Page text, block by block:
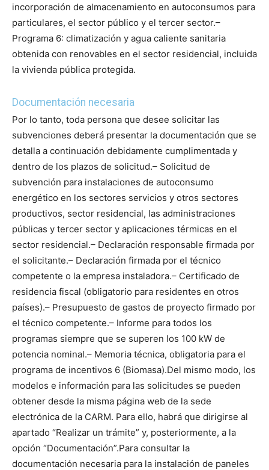
incorporación de almacenamiento en autoconsumos para
particulares, el sector público y el tercer sector.–
Programa 6: climatización y agua caliente sanitaria
obtenida con renovables en el sector residencial, incluida
la vivienda pública protegida.
Documentación necesaria
Por lo tanto, toda persona que desee solicitar las
subvenciones deberá presentar la documentación que se
detalla a continuación debidamente cumplimentada y
dentro de los plazos de solicitud.– Solicitud de
subvención para instalaciones de autoconsumo
energético en los sectores servicios y otros sectores
productivos, sector residencial, las administraciones
públicas y tercer sector y aplicaciones térmicas en el
sector residencial.– Declaración responsable firmada por
el solicitante.– Declaración firmada por el técnico
competente o la empresa instaladora.– Certificado de
residencia fiscal (obligatorio para residentes en otros
países).– Presupuesto de gastos de proyecto firmado por
el técnico competente.– Informe para todos los
programas siempre que se superen los 100 kW de
potencia nominal.– Memoria técnica, obligatoria para el
programa de incentivos 6 (Biomasa).Del mismo modo, los
modelos e información para las solicitudes se pueden
obtener desde la misma página web de la sede
electrónica de la CARM. Para ello, habrá que dirigirse al
apartado “Realizar un trámite” y, posteriormente, a la
opción “Documentación”.Para consultar la
documentación necesaria para la instalación de paneles